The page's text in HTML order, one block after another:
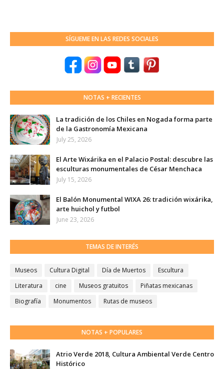
SÍGUEME EN LAS REDES SOCIALES
NOTAS + RECIENTES
La tradición de los Chiles en Nogada forma parte
de la Gastronomía Mexicana
July 25, 2026
El Arte Wixárika en el Palacio Postal: descubre las
esculturas monumentales de César Menchaca
July 15, 2026
El Balón Monumental WIXA 26: tradición wixárika,
arte huichol y futbol
June 23, 2026
TEMAS DE INTERÉS
Museos Cultura Digital Día de Muertos
Escultura
Literatura
cine Museos gratuitos
Piñatas mexicanas
Biografía
Monumentos Rutas de museos
NOTAS + POPULARES
Atrio Verde 2018, Cultura Ambiental Verde Centro
Histórico